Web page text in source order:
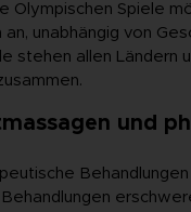
Olympischen Spiele
unabhängig von
stehen allen
und